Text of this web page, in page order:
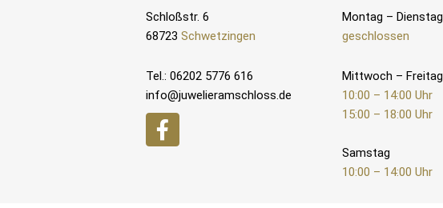
Schloßstr. 6
68723 Schwetzingen
Tel.: 06202 5776 616
info@juwelieramschloss.de
Montag – Dienstag
geschlossen
Mittwoch – Freitag
10:00 – 14:00 Uhr
15:00 – 18:00 Uhr
Samstag
10:00 – 14:00 Uhr